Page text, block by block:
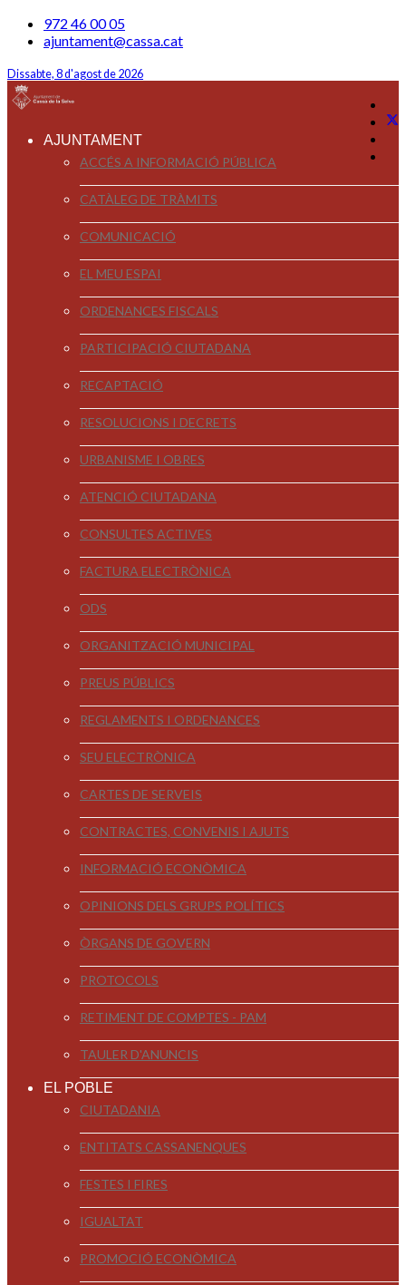
972 46 00 05
ajuntament@cassa.cat
Dissabte, 8 d'agost de 2026
AJUNTAMENT
ACCÉS A INFORMACIÓ PÚBLICA
CATÀLEG DE TRÀMITS
COMUNICACIÓ
EL MEU ESPAI
ORDENANCES FISCALS
PARTICIPACIÓ CIUTADANA
RECAPTACIÓ
RESOLUCIONS I DECRETS
URBANISME I OBRES
ATENCIÓ CIUTADANA
CONSULTES ACTIVES
FACTURA ELECTRÒNICA
ODS
ORGANITZACIÓ MUNICIPAL
PREUS PÚBLICS
REGLAMENTS I ORDENANCES
SEU ELECTRÒNICA
CARTES DE SERVEIS
CONTRACTES, CONVENIS I AJUTS
INFORMACIÓ ECONÒMICA
OPINIONS DELS GRUPS POLÍTICS
ÒRGANS DE GOVERN
PROTOCOLS
RETIMENT DE COMPTES - PAM
TAULER D'ANUNCIS
EL POBLE
CIUTADANIA
ENTITATS CASSANENQUES
FESTES I FIRES
IGUALTAT
PROMOCIÓ ECONÒMICA